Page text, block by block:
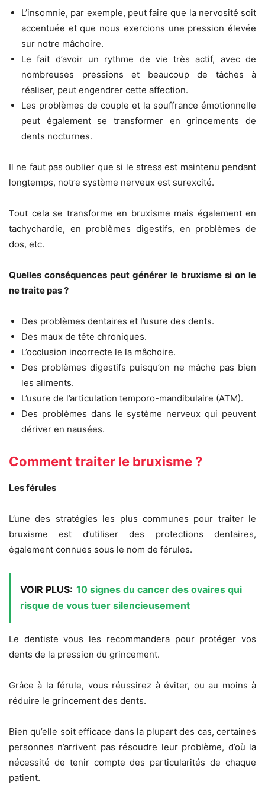
L’insomnie, par exemple, peut faire que la nervosité soit
accentuée et que nous exercions une pression élevée
sur notre mâchoire.
Le fait d’avoir un rythme de vie très actif, avec de
nombreuses pressions et beaucoup de tâches à
réaliser, peut engendrer cette affection.
Les problèmes de couple et la souffrance émotionnelle
peut également se transformer en grincements de
dents nocturnes.
Il ne faut pas oublier que si le stress est maintenu pendant
longtemps, notre système nerveux est surexcité.
Tout cela se transforme en bruxisme mais également en
tachychardie, en problèmes digestifs, en problèmes de
dos, etc.
Quelles conséquences peut générer le bruxisme si on le
ne traite pas ?
Des problèmes dentaires et l’usure des dents.
Des maux de tête chroniques.
L’occlusion incorrecte le la mâchoire.
Des problèmes digestifs puisqu’on ne mâche pas bien
les aliments.
L’usure de l’articulation temporo-mandibulaire (ATM).
Des problèmes dans le système nerveux qui peuvent
dériver en nausées.
Comment traiter le bruxisme ?
Les férules
L’une des stratégies les plus communes pour traiter le
bruxisme est d’utiliser des protections dentaires,
également connues sous le nom de férules.
VOIR PLUS: 10 signes du cancer des ovaires qui
risque de vous tuer silencieusement
Le dentiste vous les recommandera pour protéger vos
dents de la pression du grincement.
Grâce à la férule, vous réussirez à éviter, ou au moins à
réduire le grincement des dents.
Bien qu’elle soit efficace dans la plupart des cas, certaines
personnes n’arrivent pas résoudre leur problème, d’où la
nécessité de tenir compte des particularités de chaque
patient.